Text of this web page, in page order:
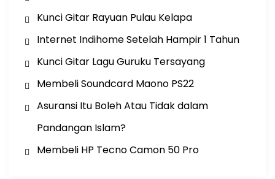
Kunci Gitar Rayuan Pulau Kelapa
Internet Indihome Setelah Hampir 1 Tahun
Kunci Gitar Lagu Guruku Tersayang
Membeli Soundcard Maono PS22
Asuransi Itu Boleh Atau Tidak dalam
Pandangan Islam?
Membeli HP Tecno Camon 50 Pro